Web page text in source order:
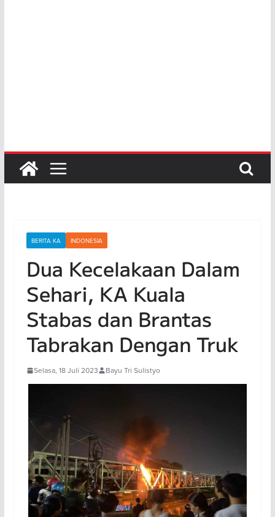
BERITA KA INDONESIA
Dua Kecelakaan Dalam
Sehari, KA Kuala
Stabas dan Brantas
Tabrakan Dengan Truk
Selasa, 18 Juli 2023 Bayu Tri Sulistyo